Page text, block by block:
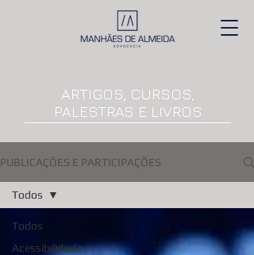
ARTIGOS, CURSOS,
PALESTRAS E LIVROS
PUBLICAÇÕES E PARTICIPAÇÕES
Todos
Acessibilidade
Todos